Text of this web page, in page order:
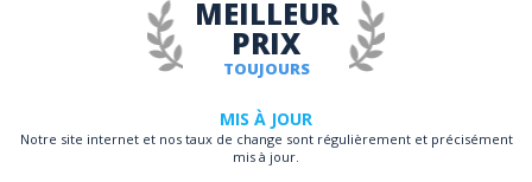
TOUJOURS
MEILLEUR
PRIX
MIS À JOUR
Notre site internet et nos taux de change sont régulièrement et précisément
mis à jour.